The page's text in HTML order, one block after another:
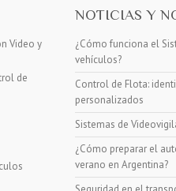
Video y
de
NOTICIAS Y
¿Cómo funciona el
vehículos?
Control de Flota:
personalizados
Sistemas de
¿Cómo preparar el
verano en Argentina?